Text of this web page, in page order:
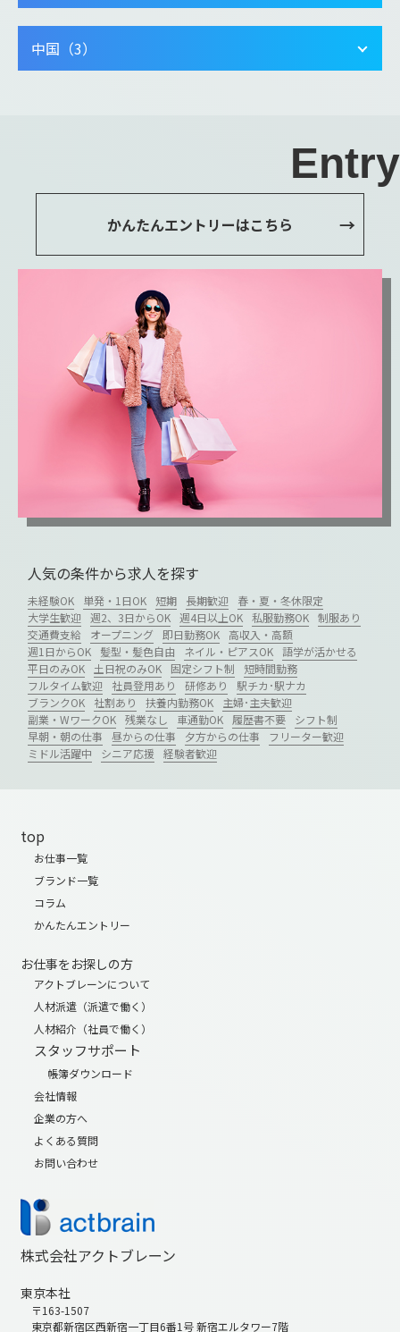
中国（3）
Entry
かんたんエントリーはこちら
人気の条件から求人を探す
未経験OK 単発・1日OK 短期 長期歓迎
春・夏・冬休限定
大学生歓迎
週2、3日からOK 週4日以上OK 私服勤務OK
制服あり
交通費支給
オープニング 即日勤務OK
高収入・高額
週1日からOK
髪型・髪色自由 ネイル・ピアスOK
語学が活かせる
平日のみOK
土日祝のみOK 固定シフト制
短時間勤務
フルタイム歓迎
社員登用あり 研修あり
駅チカ･駅ナカ
ブランクOK
社割あり 扶養内勤務OK
主婦･主夫歓迎
副業・WワークOK
残業なし 車通勤OK 履歴書不要
シフト制
早朝・朝の仕事
昼からの仕事 夕方からの仕事
フリーター歓迎
ミドル活躍中
シニア応援 経験者歓迎
top
お仕事一覧
ブランド一覧
コラム
かんたんエントリー
お仕事をお探しの方
アクトブレーンについて
人材派遣（派遣で働く）
人材紹介（社員で働く）
スタッフサポート
帳簿ダウンロード
会社情報
企業の方へ
よくある質問
お問い合わせ
株式会社アクトブレーン
東京本社
〒163-1507
東京都新宿区西新宿一丁目6番1号 新宿エルタワー7階